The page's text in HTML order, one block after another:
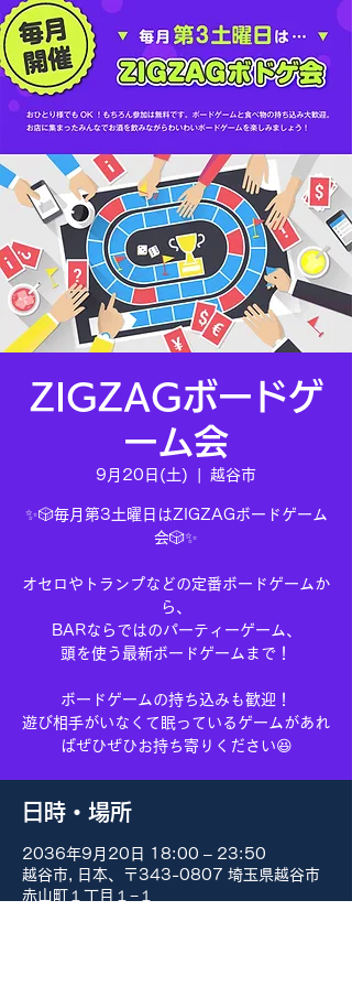
ZIGZAGボードゲ
ーム会
9月20日(土) 越谷市
✨🎲毎月第3土曜日はZIGZAGボードゲーム
会🎲✨
オセロやトランプなどの定番ボードゲームか
ら、
BARならではのパーティーゲーム、
頭を使う最新ボードゲームまで！
ボードゲームの持ち込みも歓迎！
遊び相手がいなくて眠っているゲームがあれ
ばぜひぜひお持ち寄りください😆
日時・場所
2036年9月20日 18:00 – 23:50
越谷市, 日本、〒343-0807 埼玉県越谷市
赤山町１丁目１−１